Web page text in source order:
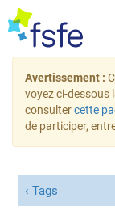
Avertissement :
voyez ci-dessous
consultercette
de participer,
Tags